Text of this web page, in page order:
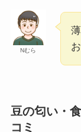
Nむら
豆の匂い・
コミ